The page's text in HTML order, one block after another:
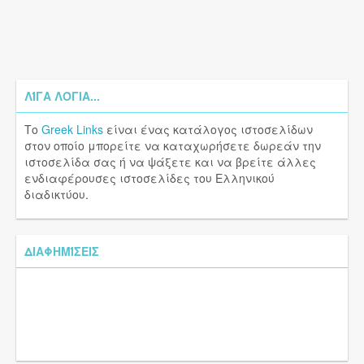
ΛΊΓΑ ΛΌΓΙΑ...
Το Greek Links είναι ένας κατάλογος ιστοσελίδων
στον οποίο μπορείτε να καταχωρήσετε δωρεάν την
ιστοσελίδα σας ή να ψάξετε και να βρείτε άλλες
ενδιαφέρουσες ιστοσελίδες του Ελληνικού
διαδικτύου.
ΔΙΑΦΗΜΊΣΕΙΣ